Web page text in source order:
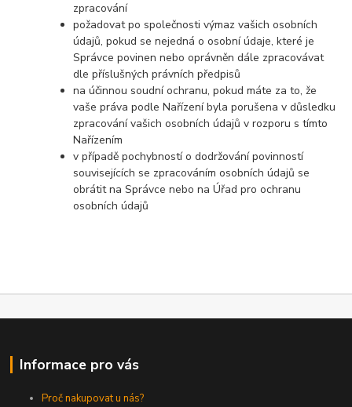
zpracování
požadovat po společnosti výmaz vašich osobních
údajů, pokud se nejedná o osobní údaje, které je
Správce povinen nebo oprávněn dále zpracovávat
dle příslušných právních předpisů
na účinnou soudní ochranu, pokud máte za to, že
vaše práva podle Nařízení byla porušena v důsledku
zpracování vašich osobních údajů v rozporu s tímto
Nařízením
v případě pochybností o dodržování povinností
souvisejících se zpracováním osobních údajů se
obrátit na Správce nebo na Úřad pro ochranu
osobních údajů
Informace pro vás
Proč nakupovat u nás?